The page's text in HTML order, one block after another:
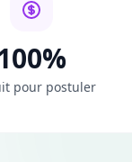
pour postuler